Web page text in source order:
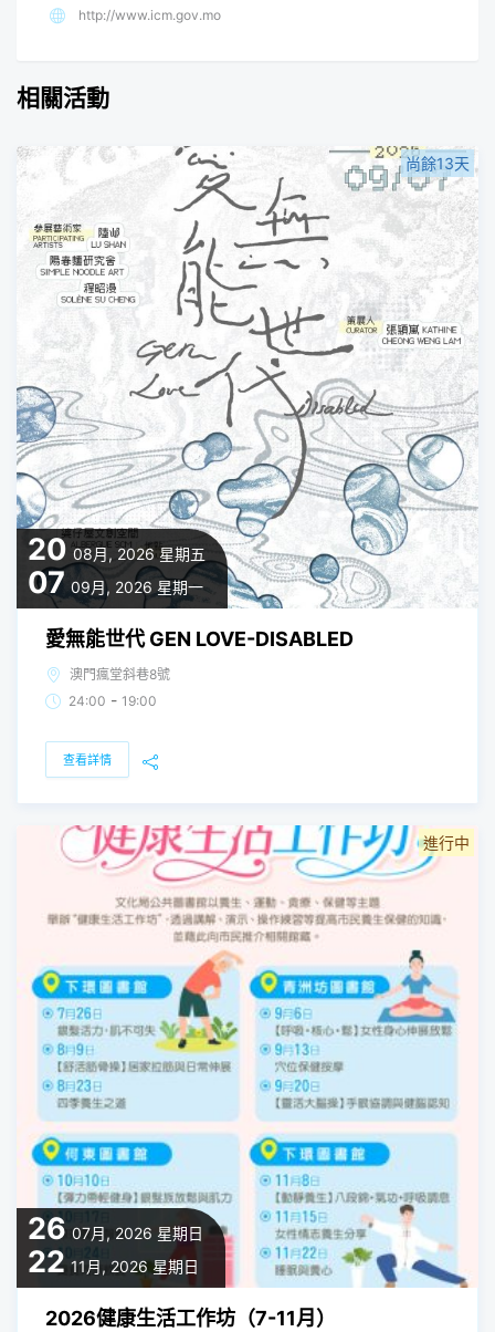
http://www.icm.gov.mo
相關活動
20 08月, 2026 星期五
07 09月, 2026 星期一
尚餘13天
愛無能世代 GEN LOVE-DISABLED
澳門瘋堂斜巷8號
24:00 - 19:00
查看詳情
26 07月, 2026 星期日
22 11月, 2026 星期日
進行中
2026健康生活工作坊（7-11月）